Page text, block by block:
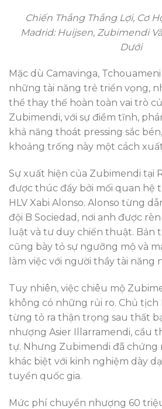
Chiến Thắng Thắng Lợi, Cơ
Madrid: Huijsen, Zubimendi
Dưới
Mặc dù Camavinga,
những tài năng trẻ triển vọng,
thể thay thế hoàn toàn vai trò
Zubimendi, với sự điềm tĩnh,
khả năng thoát pressing sắc
khoảng trống này một cách xuất
Sự xuất hiện của Zubimendi tại
được thúc đẩy bởi mối quan hệ
HLV Xabi Alonso. Alonso từng
đội B Sociedad, nơi anh được
luật và tư duy chiến thuật. Bản
cũng bày tỏ sự ngưỡng mộ và
làm việc với người thầy tài năng
Tuy nhiên, việc chiêu mộ
không có những rủi ro. Chủ
từng tỏ ra thận trọng sau thất
nhượng Asier Illarramendi, cầu
tự. Nhưng Zubimendi đã chứng
khác biệt với kinh nghiệm dày
tuyển quốc gia.
Mức phí chuyển nhượng 60